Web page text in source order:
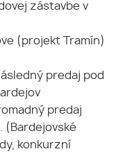
zástavbe v
(projekt Tramín)
predaj pod
predaj
(Bardejovské
konkurzní